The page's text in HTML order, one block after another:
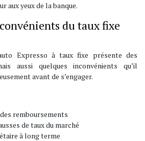
aux yeux de la banque.
du taux fixe
Expresso à taux fixe présente des
aussi quelques inconvénients qu’il
avant de s’engager.
remboursements
de taux du marché
à long terme